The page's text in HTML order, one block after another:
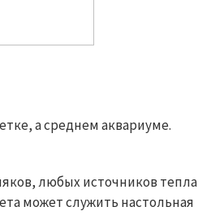
а среднем аквариуме.
любых источников тепла
может служить настольная